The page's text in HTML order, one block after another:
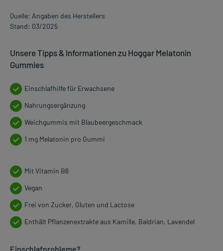
Quelle: Angaben des Herstellers
Stand: 03/2025
Unsere Tipps & Informationen zu Hoggar Melatonin
Gummies
Einschlafhilfe für Erwachsene
Nahrungsergänzung
Weichgummis mit Blaubeergeschmack
1 mg Melatonin pro Gummi
Mit Vitamin B6
Vegan
Frei von Zucker, Gluten und Lactose
Enthält Pflanzenextrakte aus Kamille, Baldrian, Lavendel
Einschlafprobleme?